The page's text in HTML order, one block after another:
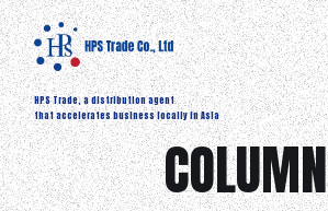
HPS Trade, a distribution agent
that accelerates business locally in Asia
COLUMN